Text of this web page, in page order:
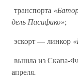
транспорта
дель Пасифико»;
эскорт — линкор
вышла из Скапа-
апреля.